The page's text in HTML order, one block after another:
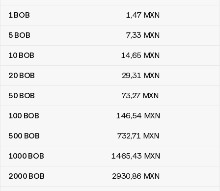
Tabella di conversione da boliviani a pesos messicani
1BOB 1,47 MXN
5 BOB 7,33 MXN
10 BOB 14,65 MXN
20 BOB 29,31 MXN
50 BOB 73,27 MXN
100 BOB 146,54 MXN
500 BOB 732,71 MXN
1000 BOB 1465,43 MXN
2000 BOB 2930,86 MXN